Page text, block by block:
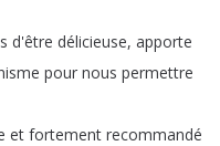
d'être délicieuse, apporte
pour nous permettre
et fortement recommandé